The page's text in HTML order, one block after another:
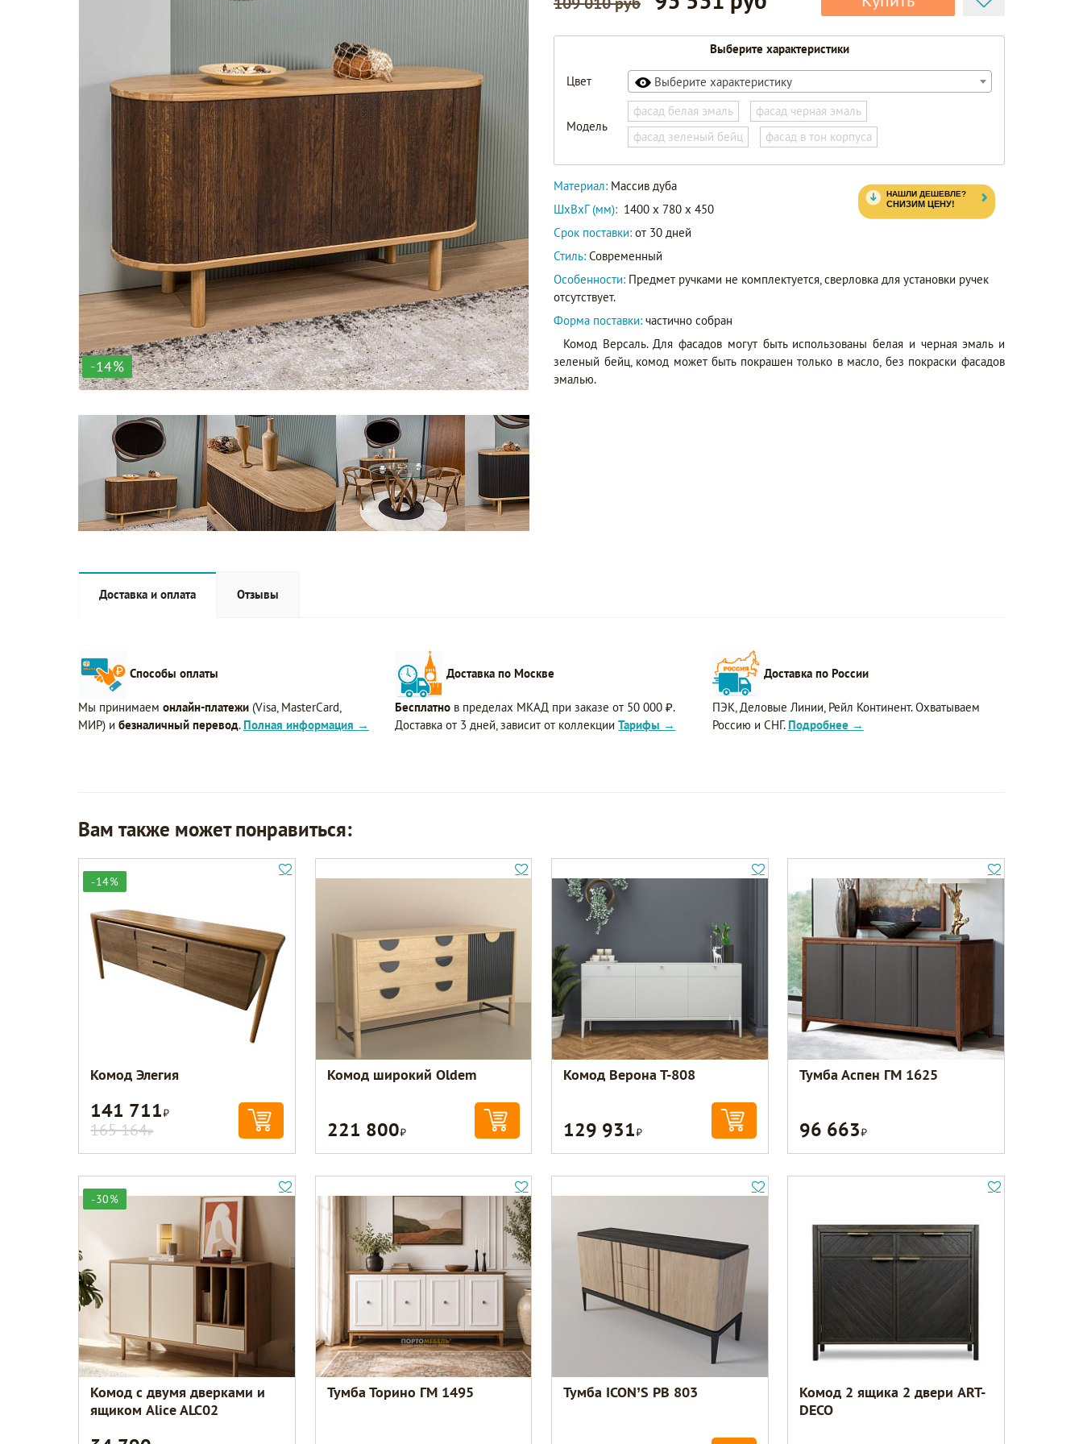
-14%
Выберите характеристики
Цвет Выберите характеристику
Модель
фасад белая эмаль
фасад черная эмаль
фасад зеленый бейц
фасад в тон корпуса
Материал: Массив дуба
ШxВxГ (мм): 1400 x 780 x 450
Срок поставки: от 30 дней
Стиль: Современный
Особенности: Предмет ручками не комплектуется, сверловка для установки ручек
отсутствует.
Форма поставки: частично собран
Комод Версаль. Для фасадов могут быть использованы белая и черная эмаль и
зеленый бейц, комод может быть покрашен только в масло, без покраски фасадов
эмалью.
Доставка и оплата Отзывы
Способы оплаты
Мы принимаем онлайн-платежи (Visa, MasterCard,
МИР) и безналичный перевод. Полная информация →
Доставка по Москве
Бесплатно в пределах МКАД при заказе от 50 000 ₽.
Доставка от 3 дней, зависит от коллекцииТарифы →
Доставка по России
ПЭК, Деловые Линии, Рейл Континент. Охватываем
Россию и СНГ. Подробнее →
Вам также может понравиться:
-14%
Комод Элегия
141 711Р
165 164Р
Комод широкий Oldem
221 800Р
Комод Верона Т-808
129 931Р
Тумба Аспен ГМ 1625
96 663Р
-30%
Комод с двумя дверками и
ящиком Alice ALC02
Тумба Торино ГМ 1495 Тумба ICON’S РВ 803
Комод 2 ящика 2 двери ART-
DECO